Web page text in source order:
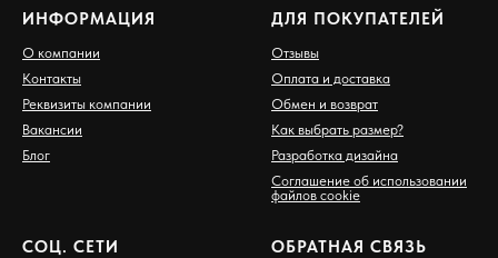
ИНФОРМАЦИЯ
О компании
Контакты
Реквизиты компании
Вакансии
Блог
ДЛЯ ПОКУПАТЕЛЕЙ
Отзывы
Оплата и доставка
Обмен и возврат
Как выбрать размер?
Разработка дизайна
Соглашение об использовании
файлов cookie
СОЦ. СЕТИ ОБРАТНАЯ СВЯЗЬ